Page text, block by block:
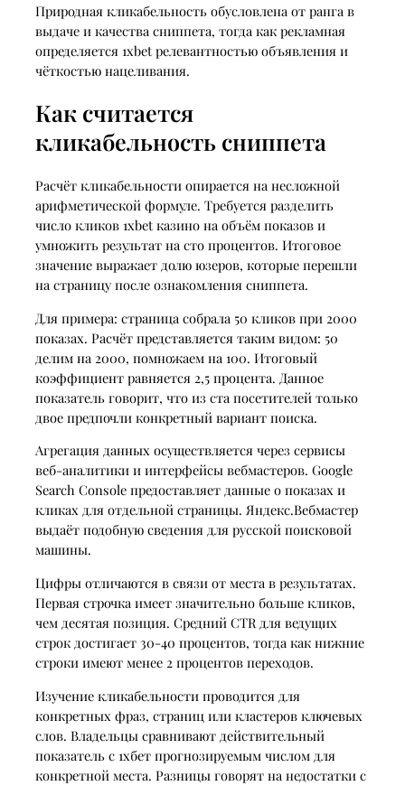
Природная кликабельность обусловлена от ранга в
выдаче и качества сниппета, тогда как рекламная
определяется 1xbet релевантностью объявления и
чёткостью нацеливания.
Как считается
кликабельность сниппета
Расчёт кликабельности опирается на несложной
арифметической формуле. Требуется разделить
число кликов 1xbet казино на объём показов и
умножить результат на сто процентов. Итоговое
значение выражает долю юзеров, которые перешли
на страницу после ознакомления сниппета.
Для примера: страница собрала 50 кликов при 2000
показах. Расчёт представляется таким видом: 50
делим на 2000, помножаем на 100. Итоговый
коэффициент равняется 2,5 процента. Данное
показатель говорит, что из ста посетителей только
двое предпочли конкретный вариант поиска.
Агрегация данных осуществляется через сервисы
веб-аналитики и интерфейсы вебмастеров. Google
Search Console предоставляет данные о показах и
кликах для отдельной страницы. Яндекс.Вебмастер
выдаёт подобную сведения для русской поисковой
машины.
Цифры отличаются в связи от места в результатах.
Первая строчка имеет значительно больше кликов,
чем десятая позиция. Средний CTR для ведущих
строк достигает 30-40 процентов, тогда как нижние
строки имеют менее 2 процентов переходов.
Изучение кликабельности проводится для
конкретных фраз, страниц или кластеров ключевых
слов. Владельцы сравнивают действительный
показатель с 1хбет прогнозируемым числом для
конкретной места. Разницы говорят на недостатки с